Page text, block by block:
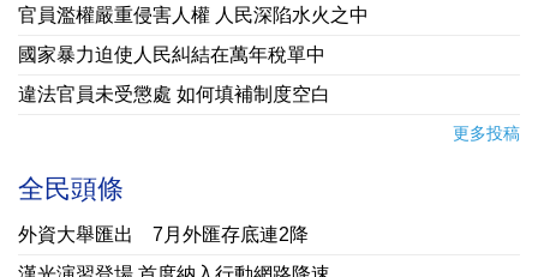
官員濫權嚴重侵害人權 人民深陷水火之中
國家暴力迫使人民糾結在萬年稅單中
違法官員未受懲處 如何填補制度空白
更多投稿
全民頭條
外資大舉匯出 7月外匯存底連2降